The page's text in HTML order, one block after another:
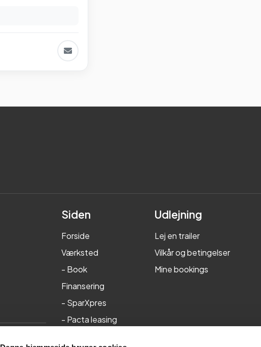
Siden
Forside
Værksted
- Book
Finansering
- SparXpres
- Pacta leasing
Udlejning
Lej en trailer
Vilkår og betingelser
Mine bookings